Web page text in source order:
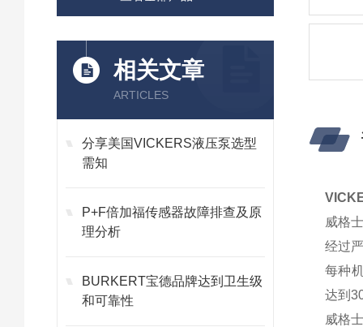
相关文章
ARTICLES
分享美国VICKERS液压泵选型
需知
P+F倍加福传感器故障排查及原
理分析
BURKERT宝德品牌达到卫生级
和可靠性
威格
经过
每种
达到
威格